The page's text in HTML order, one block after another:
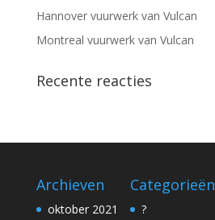
Hannover vuurwerk van Vulcan
Montreal vuurwerk van Vulcan
Recente reacties
Archieven
oktober 2021
Categorieën
?